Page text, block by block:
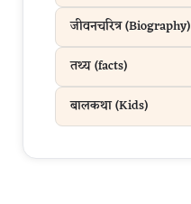
जीवनचरित्र (Biography)
तथ्य (facts)
बालकथा (Kids)